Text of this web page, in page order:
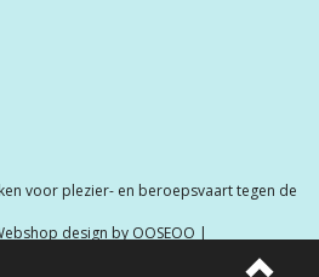
voor plezier- en beroepsvaart tegen de
design by OOSEOO |